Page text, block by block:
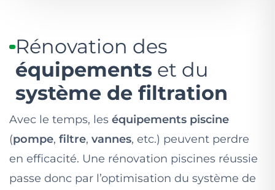
Rénovation des
équipementset du
système de filtration
Avec le temps, les équipements piscine
(pompe, filtre, vannes, etc.) peuvent perdre
en efficacité. Une rénovation piscines réussie
passe donc par l’optimisation du système de